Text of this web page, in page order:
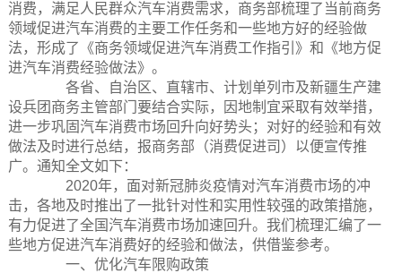
消费，满足人民群众汽车消费需求，商务部梳理了当前商务
领域促进汽车消费的主要工作任务和一些地方好的经验做
法，形成了《商务领域促进汽车消费工作指引》和《地方促
进汽车消费经验做法》。
各省、自治区、直辖市、计划单列市及新疆生产建
设兵团商务主管部门要结合实际，因地制宜采取有效举措，
进一步巩固汽车消费市场回升向好势头；对好的经验和有效
做法及时进行总结，报商务部（消费促进司）以便宣传推
广。通知全文如下：
2020年，面对新冠肺炎疫情对汽车消费市场的冲
击，各地及时推出了一批针对性和实用性较强的政策措施，
有力促进了全国汽车消费市场加速回升。我们梳理汇编了一
些地方促进汽车消费好的经验和做法，供借鉴参考。
一、优化汽车限购政策